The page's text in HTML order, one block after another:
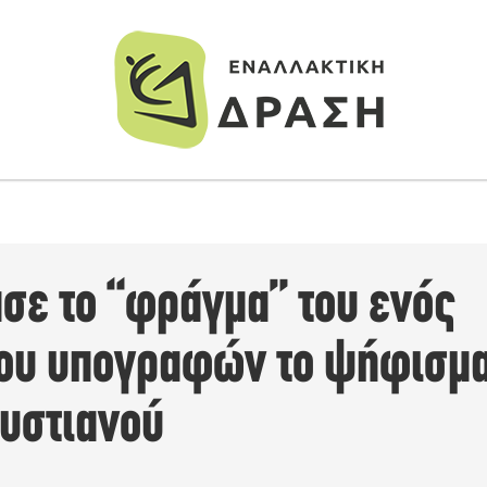
το “φράγμα” του ενός
υπογραφών το